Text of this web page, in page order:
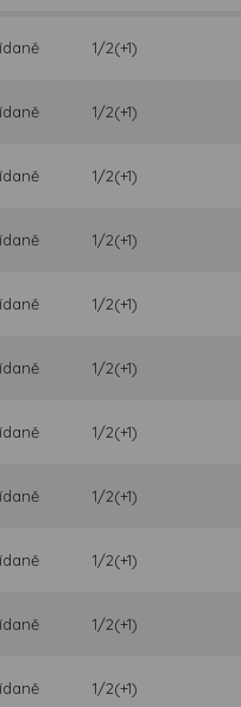
1/2(+1)
1/2(+1)
1/2(+1)
1/2(+1)
1/2(+1)
1/2(+1)
1/2(+1)
1/2(+1)
1/2(+1)
1/2(+1)
1/2(+1)